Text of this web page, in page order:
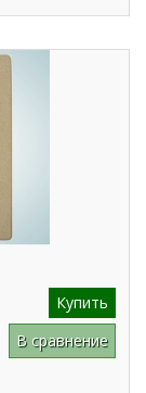
Купить
В сравнение